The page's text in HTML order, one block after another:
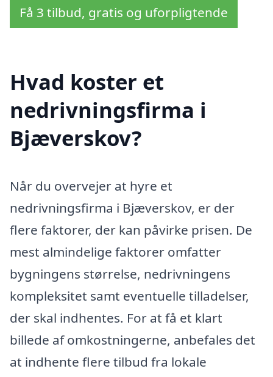
Få 3 tilbud, gratis og uforpligtende
Hvad koster et
nedrivningsfirma i
Bjæverskov?
Når du overvejer at hyre et
nedrivningsfirma i Bjæverskov, er der
flere faktorer, der kan påvirke prisen. De
mest almindelige faktorer omfatter
bygningens størrelse, nedrivningens
kompleksitet samt eventuelle tilladelser,
der skal indhentes. For at få et klart
billede af omkostningerne, anbefales det
at indhente flere tilbud fra lokale